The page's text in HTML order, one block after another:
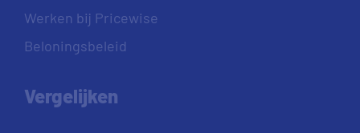
Werken bij Pricewise
Beloningsbeleid
Vergelijken